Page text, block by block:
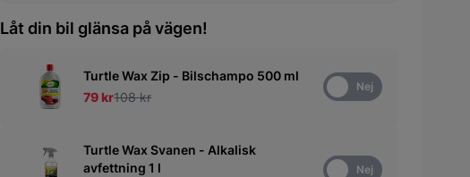
Låt din bil glänsa på vägen!
Turtle Wax Zip - Bilschampo 500 ml
79 kr108 kr
Nej
Turtle Wax Svanen - Alkalisk
avfettning 1 l
Nej